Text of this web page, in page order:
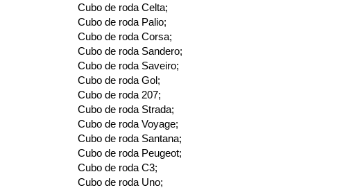
Cubo de roda Celta;
Cubo de roda Palio;
Cubo de roda Corsa;
Cubo de roda Sandero;
Cubo de roda Saveiro;
Cubo de roda Gol;
Cubo de roda 207;
Cubo de roda Strada;
Cubo de roda Voyage;
Cubo de roda Santana;
Cubo de roda Peugeot;
Cubo de roda C3;
Cubo de roda Uno;